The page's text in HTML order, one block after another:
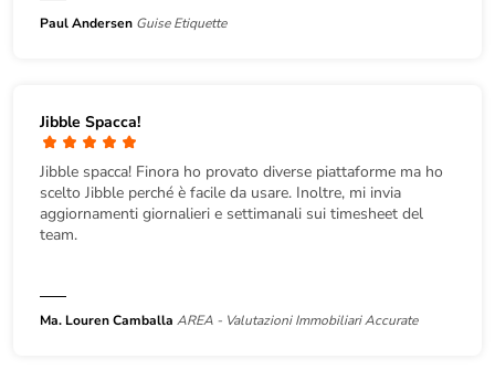
Paul Andersen Guise Etiquette
Jibble Spacca!
Jibble spacca! Finora ho provato diverse piattaforme ma ho
scelto Jibble perché è facile da usare. Inoltre, mi invia
aggiornamenti giornalieri e settimanali sui timesheet del
team.
Ma. Louren Camballa AREA - Valutazioni Immobiliari Accurate